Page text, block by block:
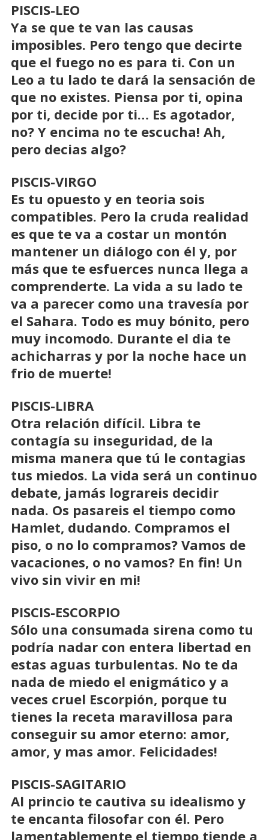
PISCIS-LEO
Ya se que te van las causas
imposibles. Pero tengo que decirte
que el fuego no es para ti. Con un
Leo a tu lado te dará la sensación de
que no existes. Piensa por ti, opina
por ti, decide por ti… Es agotador,
no? Y encima no te escucha! Ah,
pero decias algo?
PISCIS-VIRGO
Es tu opuesto y en teoria sois
compatibles. Pero la cruda realidad
es que te va a costar un montón
mantener un diálogo con él y, por
más que te esfuerces nunca llega a
comprenderte. La vida a su lado te
va a parecer como una travesía por
el Sahara. Todo es muy bónito, pero
muy incomodo. Durante el dia te
achicharras y por la noche hace un
frio de muerte!
PISCIS-LIBRA
Otra relación difícil. Libra te
contagía su inseguridad, de la
misma manera que tú le contagias
tus miedos. La vida será un continuo
debate, jamás lograreis decidir
nada. Os pasareis el tiempo como
Hamlet, dudando. Compramos el
piso, o no lo compramos? Vamos de
vacaciones, o no vamos? En fin! Un
vivo sin vivir en mi!
PISCIS-ESCORPIO
Sólo una consumada sirena como tu
podría nadar con entera libertad en
estas aguas turbulentas. No te da
nada de miedo el enigmático y a
veces cruel Escorpión, porque tu
tienes la receta maravillosa para
conseguir su amor eterno: amor,
amor, y mas amor. Felicidades!
PISCIS-SAGITARIO
Al princio te cautiva su idealismo y
te encanta filosofar con él. Pero
lamentablemente el tiempo tiende a